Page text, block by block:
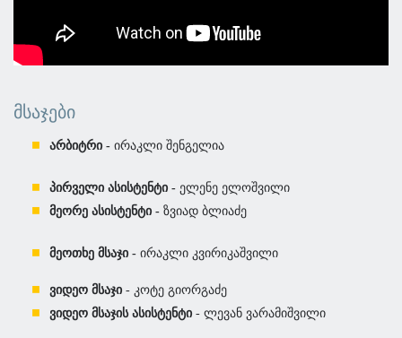
ᲛᲡᲐᲯᲔᲑᲘ
არბიტრი - ირაკლი შენგელია
პირველი ასისტენტი - ელენე ელოშვილი
მეორე ასისტენტი - ზვიად ბლიაძე
მეოთხე მსაჯი - ირაკლი კვირიკაშვილი
ვიდეო მსაჯი - კოტე გიორგაძე
ვიდეო მსაჯის ასისტენტი - ლევან ვარამიშვილი